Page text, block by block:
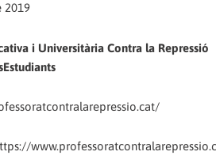
2019
i Universitària Contra la Repressió